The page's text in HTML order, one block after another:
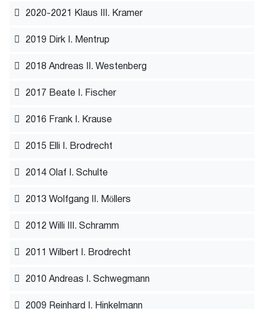
2020-2021 Klaus III. Kramer
2019 Dirk I. Mentrup
2018 Andreas II. Westenberg
2017 Beate I. Fischer
2016 Frank I. Krause
2015 Elli I. Brodrecht
2014 Olaf I. Schulte
2013 Wolfgang II. Möllers
2012 Willi III. Schramm
2011 Wilbert I. Brodrecht
2010 Andreas I. Schwegmann
2009 Reinhard I. Hinkelmann